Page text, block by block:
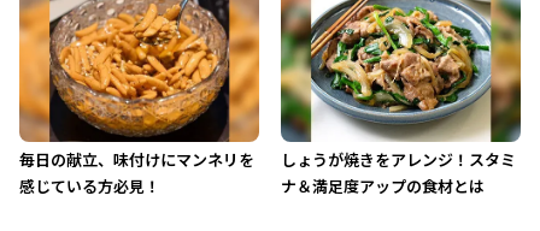
毎日の献立、味付けにマンネリを
感じている方必見！
しょうが焼きをアレンジ！スタミ
ナ＆満足度アップの食材とは